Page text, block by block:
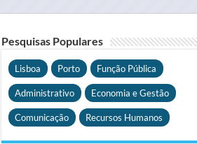
Pesquisas Populares
Lisboa Porto Função Pública
Administrativo Economia e Gestão
Comunicação Recursos Humanos